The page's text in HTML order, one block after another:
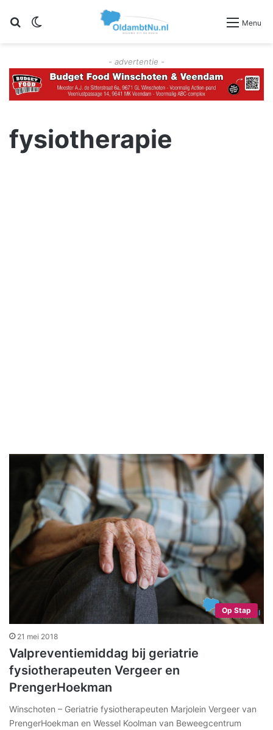
Zoeken Menu
- advertentie -
fysiotherapie
Op Stap
21 mei 2018
Valpreventiemiddag bij geriatrie
fysiotherapeuten Vergeer en
PrengerHoekman
Winschoten – Geriatrie fysiotherapeuten Marjolein Vergeer van
PrengerHoekman en Wessel Koolman van Beweegcentrum